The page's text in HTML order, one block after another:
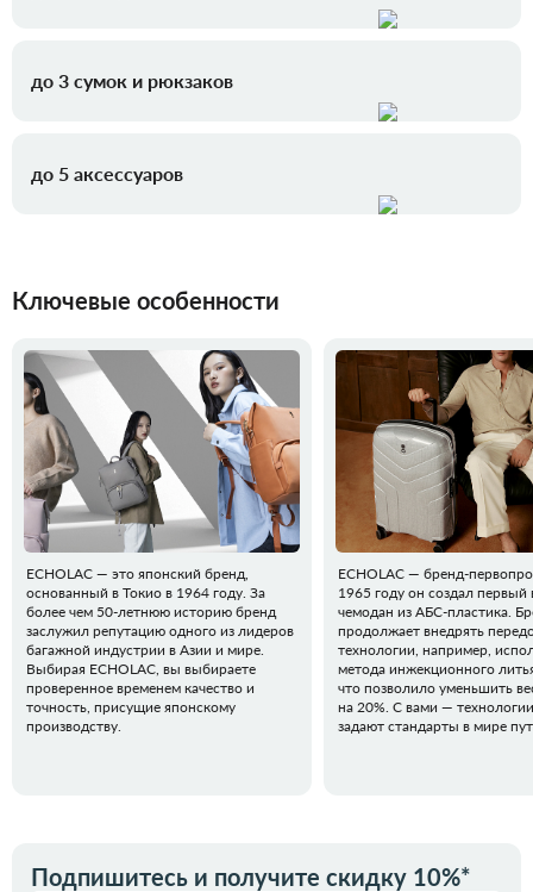
до 3 сумок и рюкзаков
до 5 аксессуаров
Ключевые особенности
ECHOLAC — это японский бренд,
основанный в Токио в 1964 году. За
более чем 50-летнюю историю бренд
заслужил репутацию одного из лидеров
багажной индустрии в Азии и мире.
Выбирая ECHOLAC, вы выбираете
проверенное временем качество и
точность, присущие японскому
производству.
ECHOLAC — бренд-
1965 году он создал первый
чемодан из АБС-пластика.
продолжает внедрять
технологии, например,
метода инжекционного
что позволило уменьшить
на 20%. С вами —
задают стандарты в мире
Подпишитесь и получите скидку 10%*